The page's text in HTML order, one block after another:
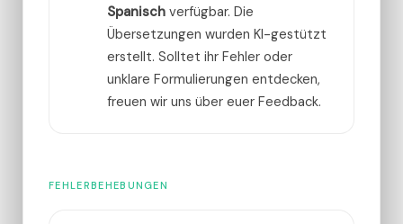
Spanisch verfügbar. Die
Übersetzungen wurden KI-gestützt
erstellt. Solltet ihr Fehler oder
unklare Formulierungen entdecken,
freuen wir uns über euer Feedback.
FEHLERBEHEBUNGEN